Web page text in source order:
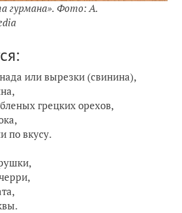
гурмана». Фото: А.
или вырезки (свинина),
грецких орехов,
по вкусу.